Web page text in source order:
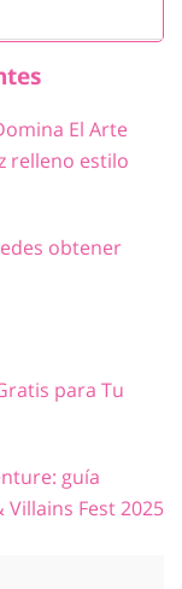
El Arte
relleno estilo
obtener
para Tu
guía
Fest 2025